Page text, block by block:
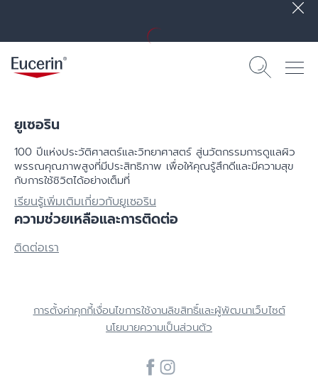
ยูเซอริน
100 ปีแห่งประวัติศาสตร์​และวิทยาศาสตร์ สู่นวัตกรรมการดูแลผิว
พรรณคุณภาพสูงที่มีประสิทธิภาพ เพื่อให้คุณรู้สึกดีและมีความสุข
กับการใช้ชิวิตได้อย่างเต็มที่
เรียนรู้เพิ่มเติมเกี่ยวกับยูเซอริน
ความช่วยเหลือและการติดต่อ
ติดต่อเรา
การตั้งค่าคุกกี้เงื่อนไขการใช้งานลิขสิทธิ์และผู้พัฒนาเว็บไซต์
นโยบายความเป็นส่วนตัว